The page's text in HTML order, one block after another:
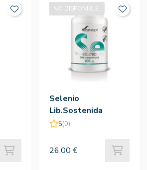
Selenio
Lib.Sostenida
200comp
5(0)
26,00 €
NO DISPONIBLE.